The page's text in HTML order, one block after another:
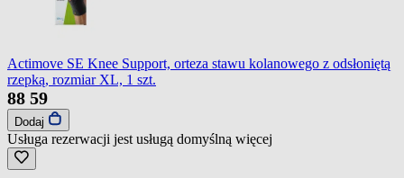
Actimove SE Knee Support, orteza stawu kolanowego z odsłoniętą
rzepką, rozmiar XL, 1 szt.
88 59
Dodaj
Usługa rezerwacji jest usługą domyślną więcej